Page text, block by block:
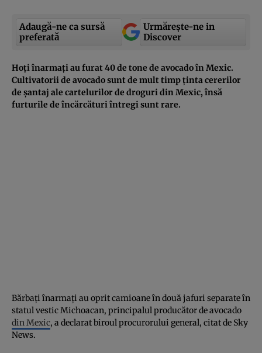
Adaugă-ne ca sursă
preferată
Urmărește-ne in
Discover
Hoți înarmați au furat 40 de tone de avocado în Mexic.
Cultivatorii de avocado sunt de mult timp ținta cererilor
de șantaj ale cartelurilor de droguri din Mexic, însă
furturile de încărcături întregi sunt rare.
Bărbați înarmați au oprit camioane în două jafuri separate în
statul vestic Michoacan, principalul producător de avocado
din Mexic, a declarat biroul procurorului general, citat de Sky
News.